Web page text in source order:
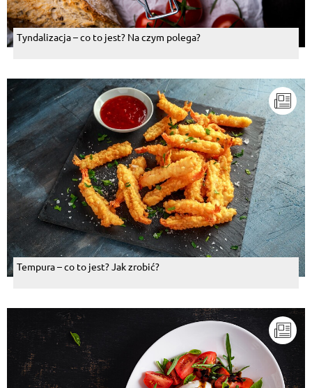
Tyndalizacja – co to jest? Na czym polega?
Tempura – co to jest? Jak zrobić?